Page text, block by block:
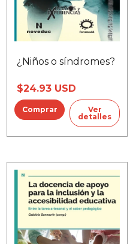
¿Niños o síndromes?
$24.93 USD
Ver
detalles